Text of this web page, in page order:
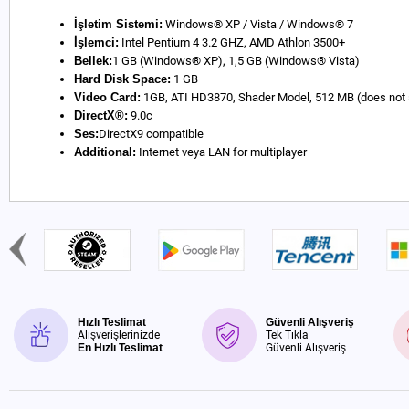
İşletim Sistemi: Windows® XP / Vista / Windows® 7
İşlemci: Intel Pentium 4 3.2 GHZ, AMD Athlon 3500+
Bellek:1 GB (Windows® XP), 1,5 GB (Windows® Vista)
Hard Disk Space: 1 GB
Video Card: 1GB, ATI HD3870, Shader Model, 512 MB (does
DirectX®: 9.0c
Ses:DirectX9 compatible
Additional: Internet veya LAN for multiplayer
Hızlı Teslimat
Alışverişlerinizde
En Hızlı Teslimat
Güvenli Alışveriş
Tek Tıkla
Güvenli Alışveriş